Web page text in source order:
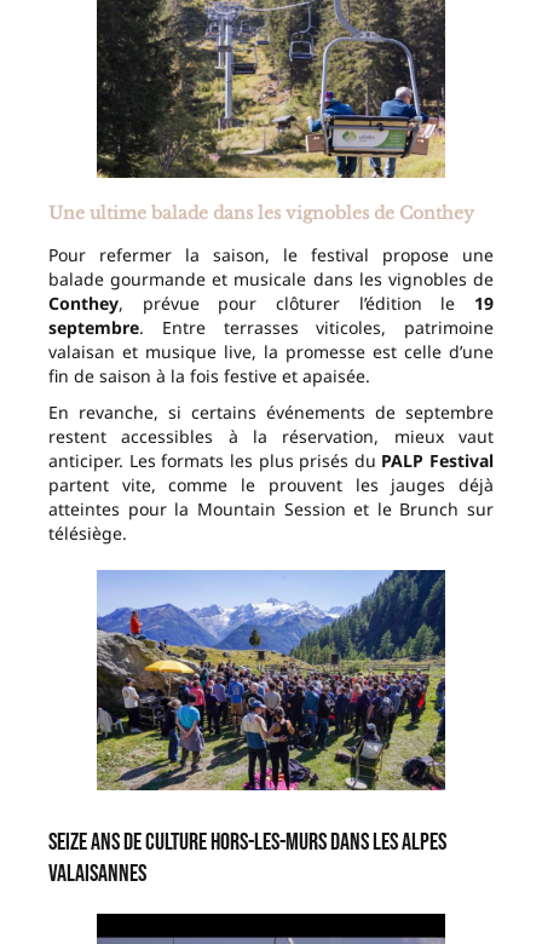
Une ultime balade dans les vignobles de Conthey
Pour refermer la saison, le festival propose une
balade gourmande et musicale dans les vignobles de
Conthey, prévue pour clôturer l’édition le 19
septembre. Entre terrasses viticoles, patrimoine
valaisan et musique live, la promesse est celle d’une
fin de saison à la fois festive et apaisée.
En revanche, si certains événements de septembre
restent accessibles à la réservation, mieux vaut
anticiper. Les formats les plus prisés du PALP Festival
partent vite, comme le prouvent les jauges déjà
atteintes pour la Mountain Session et le Brunch sur
télésiège.
Seize ans de culture hors-les-murs dans les Alpes
valaisannes